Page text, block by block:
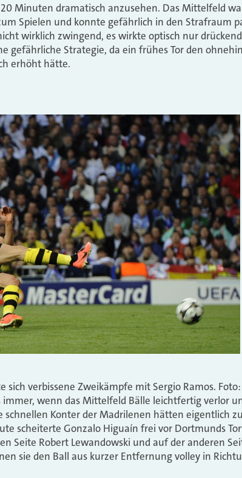
Minuten dramatisch anzusehen. Das Mittelfeld
Spielen und konnte gefährlich in den Strafraum
wirklich zwingend, es wirkte optisch nur
gefährliche Strategie, da ein frühes Tor den
erhöht hätte.
sich verbissene Zweikämpfe mit Sergio Ramos.
immer, wenn das Mittelfeld Bälle leichtfertig verlor
schnellen Konter der Madrilenen hätten eigentlich
scheiterte Gonzalo Higuaín frei vor Dortmunds
Seite Robert Lewandowski und auf der anderen
sie den Ball aus kurzer Entfernung volley in